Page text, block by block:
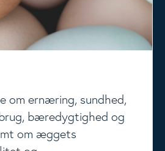
om ernæring, sundhed,
bæredygtighed og
om æggets